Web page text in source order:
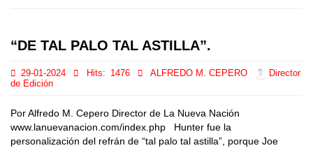
“DE TAL PALO TAL ASTILLA”.
29-01-2024 Hits: 1476 ALFREDO M. CEPERO
Director
de Edición
Por Alfredo M. Cepero Director de La Nueva Nación
www.lanuevanacion.com/index.php Hunter fue la
personalización del refrán de “tal palo tal astilla”, porque Joe